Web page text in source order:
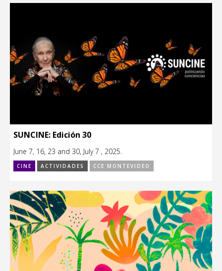
SUNCINE: Edición 30
June 7, 16, 23 and 30, July 7 , 2025.
CINE ACTIVIDADES CCE MONTEVIDEO